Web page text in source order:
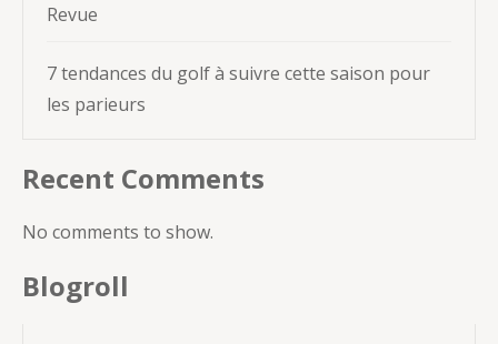
Revue
7 tendances du golf à suivre cette saison pour
les parieurs
Recent Comments
No comments to show.
Blogroll